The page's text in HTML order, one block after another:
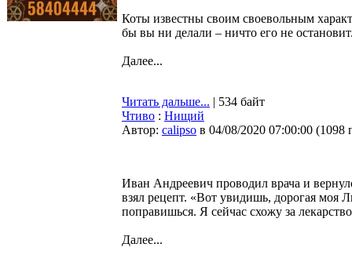
Коты известны своим своевольным
бы вы ни делали – ничто его не
Далее...
Читать дальше... | 534 байт
Чтиво : Нищий
Автор: calipso в 04/08/2020 07:00:00 (1098
Иван Андреевич проводил врача и
взял рецепт. «Вот увидишь, дорогая моя
поправишься. Я сейчас схожу за
Далее...